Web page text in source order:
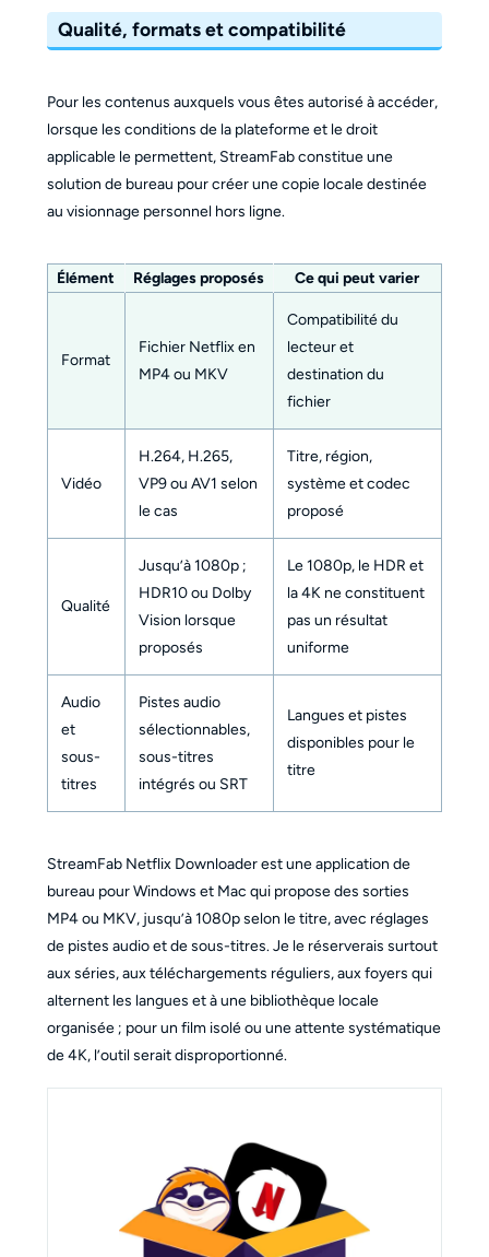
Qualité, formats et compatibilité
Pour les contenus auxquels vous êtes autorisé à accéder,
lorsque les conditions de la plateforme et le droit
applicable le permettent, StreamFab constitue une
solution de bureau pour créer une copie locale destinée
au visionnage personnel hors ligne.
Élément Réglages proposés Ce qui peut varier
Format
Fichier Netflix en
MP4 ou MKV
Compatibilité du
lecteur et
destination du
fichier
Vidéo
H.264, H.265,
VP9 ou AV1 selon
le cas
Titre, région,
système et codec
proposé
Qualité
Jusqu’à 1080p ;
HDR10 ou Dolby
Vision lorsque
proposés
Le 1080p, le HDR et
la 4K ne constituent
pas un résultat
uniforme
Audio
et
sous-
titres
Pistes audio
sélectionnables,
sous-titres
intégrés ou SRT
Langues et pistes
disponibles pour le
titre
StreamFab Netflix Downloader est une application de
bureau pour Windows et Mac qui propose des sorties
MP4 ou MKV, jusqu’à 1080p selon le titre, avec réglages
de pistes audio et de sous-titres. Je le réserverais surtout
aux séries, aux téléchargements réguliers, aux foyers qui
alternent les langues et à une bibliothèque locale
organisée ; pour un film isolé ou une attente systématique
de 4K, l’outil serait disproportionné.